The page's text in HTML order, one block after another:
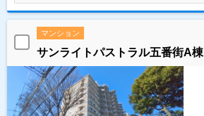
マンション
サンライトパストラル五番街A棟